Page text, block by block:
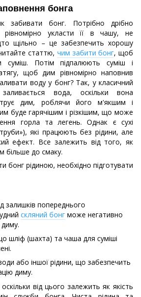
бонга
забивати бонг. Потрібно дрібно
рівномірно укласти її в чашу, не
щільно – це забезпечить хорошу
статтю, чим забити бонг, щоб
суміш. Потім підпалюють суміш і
щоб дим рівномірно наповнив
воду у бонг? Так, у класичний
вода, оскільки вона
дим, роблячи його м'якшим і
буде гарячішим і різкішим, що може
горла та легень. Однак є сухі
які працюють без рідини, але
ефект. Все залежить від того, як
більше до смаку.
бонг рідиною, необхідно підготувати
залишків попереднього
скляний бонг може негативно
шліф (шахта) та чаша для суміші
або іншої рідини, що забезпечить
диму.
від цього залежить як якість